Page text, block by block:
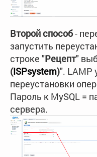
Второй способ-
запустить
строке "Рецепт"
(ISPsystem)". LAMP
переустановки
Пароль к MySQL =
сервера.